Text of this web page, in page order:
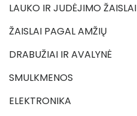
LAUKO IR JUDĖJIMO ŽAISLAI
ŽAISLAI PAGAL AMŽIŲ
DRABUŽIAI IR AVALYNĖ
SMULKMENOS
ELEKTRONIKA